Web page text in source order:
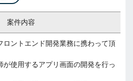
案件内容
ロントエンド開発業務に携わって頂
が使用するアプリ画面の開発を行っ